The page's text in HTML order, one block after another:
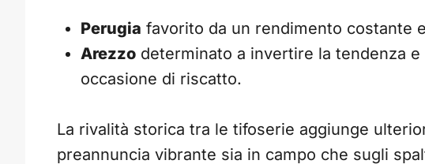
Perugia favorito da un rendimento costante
Arezzo determinato a invertire la tendenza
occasione di riscatto.
La rivalità storica tra le tifoserie aggiunge
preannuncia vibrante sia in campo che sugli